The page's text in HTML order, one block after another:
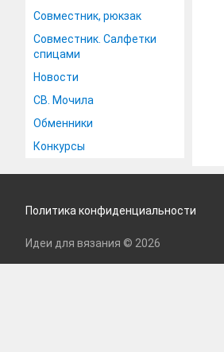
Совместник, рюкзак
Совместник. Салфетки
спицами
Новости
СВ. Мочила
Обменники
Конкурсы
Политика конфиденциальности
Идеи для вязания © 2026